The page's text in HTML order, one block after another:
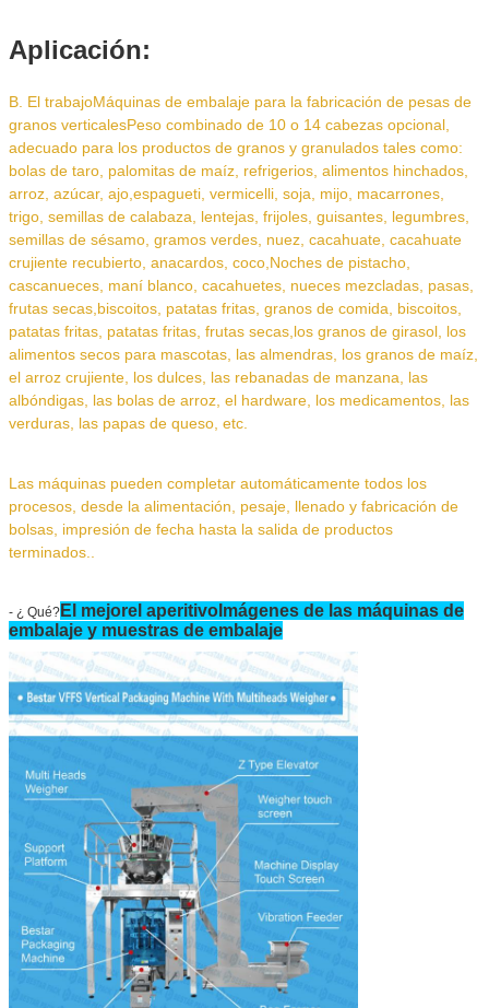
Aplicación:
B. El trabajoMáquinas de embalaje para la fabricación de pesas de
granos verticalesPeso combinado de 10 o 14 cabezas opcional
adecuado para los productos de granos y granulados tales como:
bolas de taro, palomitas de maíz, refrigerios, alimentos hinchados,
arroz, azúcar, ajo, espagueti, vermicelli, soja, mijo, macarrones,
trigo, semillas de calabaza, lentejas, frijoles, guisantes, legumbres,
semillas de sésamo, gramos verdes, nuez, cacahuate, cacahuate
crujiente recubierto, anacardos, coco,Noches de pistacho,
cascanueces, maní blanco, cacahuetes, nueces mezcladas, pasas,
frutas secas, biscoitos, patatas fritas, granos de comida, biscoitos,
patatas fritas, patatas fritas, frutas secas, los granos de girasol, los
alimentos secos para mascotas, las almendras, los granos de maíz,
el arroz crujiente, los dulces, las rebanadas de manzana, las
albóndigas, las bolas de arroz, el hardware, los medicamentos, las
verduras, las papas de queso, etc.
Las máquinas pueden completar automáticamente todos los
procesos, desde la alimentación, pesaje, llenado y fabricación de
bolsas, impresión de fecha hasta la salida de productos
terminados..
- ¿ Qué? El mejorel aperitivo Imágenes de las máquinas de
embalaje y muestras de embalaje